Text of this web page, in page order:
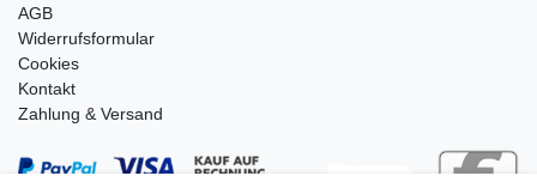
AGB
Widerrufsformular
Cookies
Kontakt
Zahlung & Versand